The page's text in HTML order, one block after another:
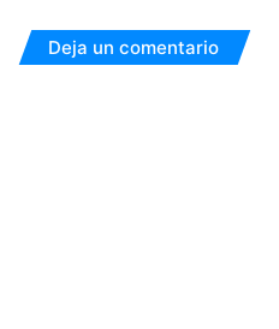
Deja un comentario